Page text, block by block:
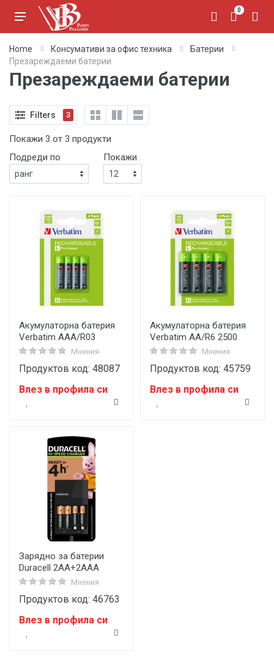
0
Home Консумативи за офис техника
Батерии
Презареждаеми батерии
Презареждаеми батерии
Filters 3
Покажи 3 от 3 продукти
Подреди по
Покажи
Акумулаторна батерия
Verbatim AAA/R03
Мнения
Продуктов код: 48087
Влез в профила си
Акумулаторна батерия
Verbatim AA/R6 2500
Мнения
Продуктов код: 45759
Влез в профила си
Зарядно за батерии
Duracell 2AA+2AAA
Мнения
Продуктов код: 46763
Влез в профила си